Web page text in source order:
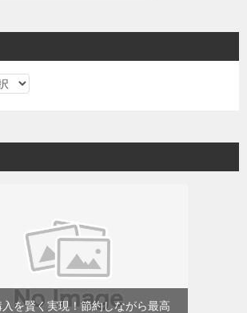
を賢く実現！節約しながら最高